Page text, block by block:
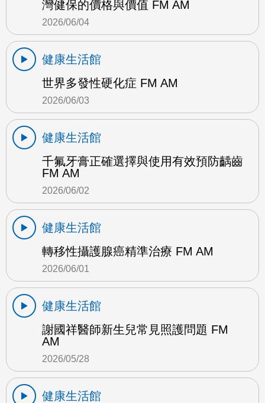
灣健保的價格與價值 FM AM
2026/06/04
健康生活館
世界多發性硬化症 FM AM
2026/06/03
健康生活館
千氟牙膏正確選擇與使用有效預防齲齒
FM AM
2026/06/02
健康生活館
轉移性攝護腺癌精準治療 FM AM
2026/06/01
健康生活館
謝國祥醫師新生兒常見照護問題 FM
AM
2026/05/28
健康生活館